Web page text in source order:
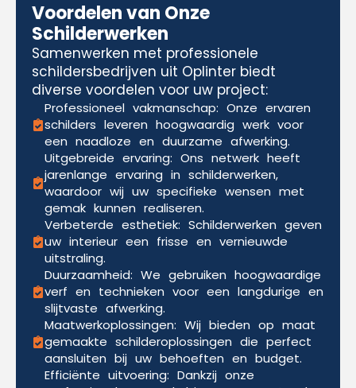
Voordelen van Onze
Schilderwerken
Samenwerken met professionele
schildersbedrijven uit Oplinter biedt
diverse voordelen voor uw project:
Professioneel vakmanschap: Onze ervaren
schilders leveren hoogwaardig werk voor
een naadloze en duurzame afwerking.
Uitgebreide ervaring: Ons netwerk heeft
jarenlange ervaring in schilderwerken,
waardoor wij uw specifieke wensen met
gemak kunnen realiseren.
Verbeterde esthetiek: Schilderwerken geven
uw interieur een frisse en vernieuwde
uitstraling.
Duurzaamheid: We gebruiken hoogwaardige
verf en technieken voor een langdurige en
slijtvaste afwerking.
Maatwerkoplossingen: Wij bieden op maat
gemaakte schilderoplossingen die perfect
aansluiten bij uw behoeften en budget.
Efficiënte uitvoering: Dankzij onze